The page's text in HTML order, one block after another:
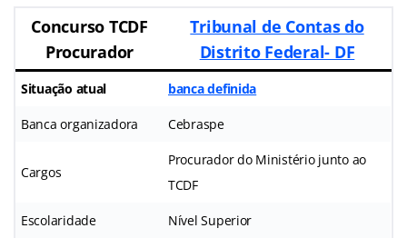
Concurso TCDF
Procurador
Tribunal de Contas do
Distrito Federal- DF
Situação atual banca definida
Banca organizadora Cebraspe
Cargos
Procurador do Ministério junto ao
TCDF
Escolaridade Nível Superior